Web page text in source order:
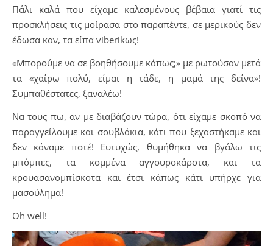
Πάλι καλά που είχαμε καλεσμένους βέβαια γιατί τις
προσκλήσεις τις μοίρασα στο παραπέντε, σε μερικούς δεν
έδωσα καν, τα είπα viberikως!
«Μπορούμε να σε βοηθήσουμε κάπως;» με ρωτούσαν μετά
τα «χαίρω πολύ, είμαι η τάδε, η μαμά της δείνα»!
Συμπαθέστατες, ξαναλέω!
Να τους πω, αν με διαβάζουν τώρα, ότι είχαμε σκοπό να
παραγγείλουμε και σουβλάκια, κάτι που ξεχαστήκαμε και
δεν κάναμε ποτέ! Ευτυχώς, θυμήθηκα να βγάλω τις
μπόμπες, τα κομμένα αγγουροκάροτα, και τα
κρουασανομπίσκοτα και έτσι κάπως κάτι υπήρχε για
μασούλημα!
Oh well!